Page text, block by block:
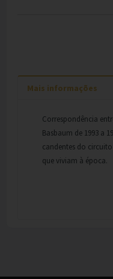
Mais informações
Correspondência
Basbaum de 1993 a
candentes do
que viviam à época.